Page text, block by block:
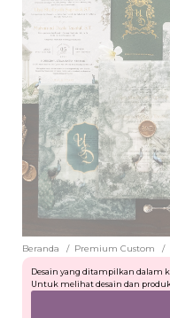
Beranda Premium Custom
Desain yang ditampilkan dalam
Untuk melihat desain dan